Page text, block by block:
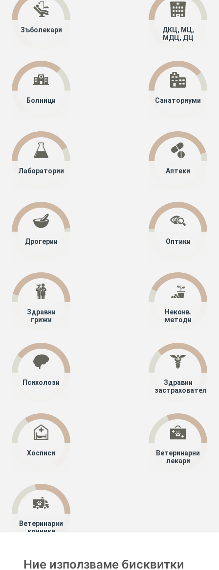
Зъболекари
ДКЦ, МЦ,
МДЦ, ДЦ
Болници Санаториуми
Лаборатории Аптеки
Дрогерии Оптики
Здравни
грижи
Неконв.
методи
Психолози
Здравни
застрахователи
Хосписи
Ветеринарни
лекари
Ветеринарни
клиники
Специалисти
Ние използваме бисквитки